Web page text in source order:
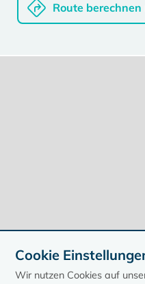
Route berechnen
Cookie
Wir nutzen Cookies auf